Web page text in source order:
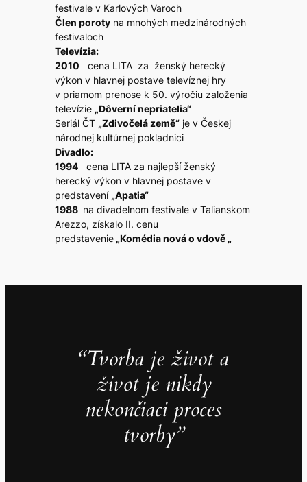
festivale v Karlových Varoch
Člen porotyna mnohých medzinárodných
festivaloch
Televízia:
2010 cena LITA za ženský herecký
výkon v hlavnej postave televíznej hry
v priamom prenose k 50. výročiu založenia
televízie „Dôverní nepriatelia“
Seriál ČT „Zdivočelá země“je v Českej
národnej kultúrnej pokladnici
Divadlo:
1994 cena LITA za najlepší ženský
herecký výkon v hlavnej postave v
predstavení „Apatia“
1988 na divadelnom festivale v Talianskom
Arezzo, získalo II. cenu
predstavenie„Komédia nová o vdově „
“Tvorba je život a
život je nikdy
nekončiaci proces
tvorby”